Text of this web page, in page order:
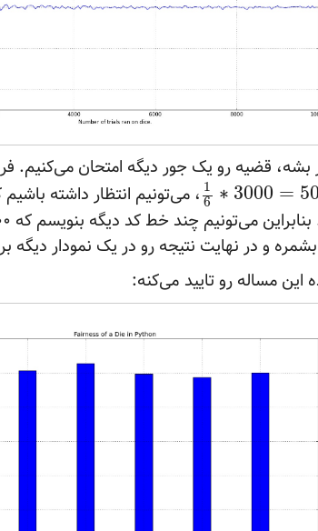
1
6 ∗ 3000 =
، می‌تونیم انتظار داشته
و در نهایت نتیجه رو در یک نمودار دیگه
مساله رو تایید می‌کنه: